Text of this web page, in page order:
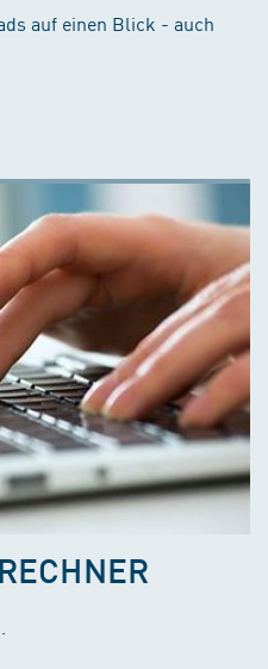
auf einen Blick - auch